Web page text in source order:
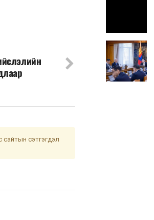
сэтгэгдэл